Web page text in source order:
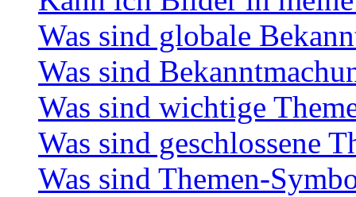
Was sind globale
Was sind
Was sind wichtige
Was sind geschlossene
Was sind Themen-